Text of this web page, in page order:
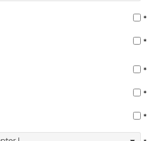
*
*
*
*
*